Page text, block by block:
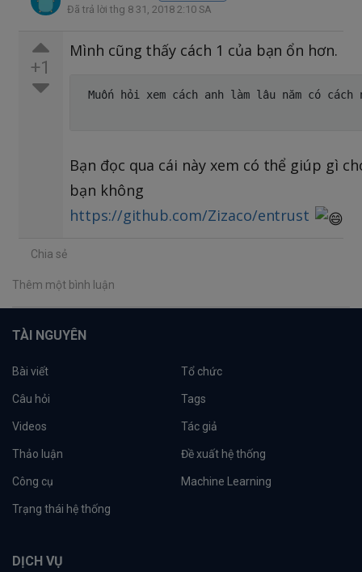
Đã trả lời thg 8 31, 2018 2:10 SA
+1
Mình cũng thấy cách 1 của bạn ổn hơn.
Muốn hỏi xem cách anh làm lâu năm có cách
Bạn đọc qua cái này xem có thể giúp gì
bạn không
https://github.com/Zizaco/entrust
Chia sẻ
Thêm một bình luận
TÀI NGUYÊN
Bài viết Tổ chức
Câu hỏi Tags
Videos Tác giả
Thảo luận Đề xuất hệ thống
Công cụ Machine Learning
Trạng thái hệ thống
DỊCH VỤ